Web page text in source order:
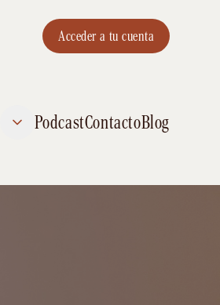
Acceder a tu cuenta
PodcastContactoBlog